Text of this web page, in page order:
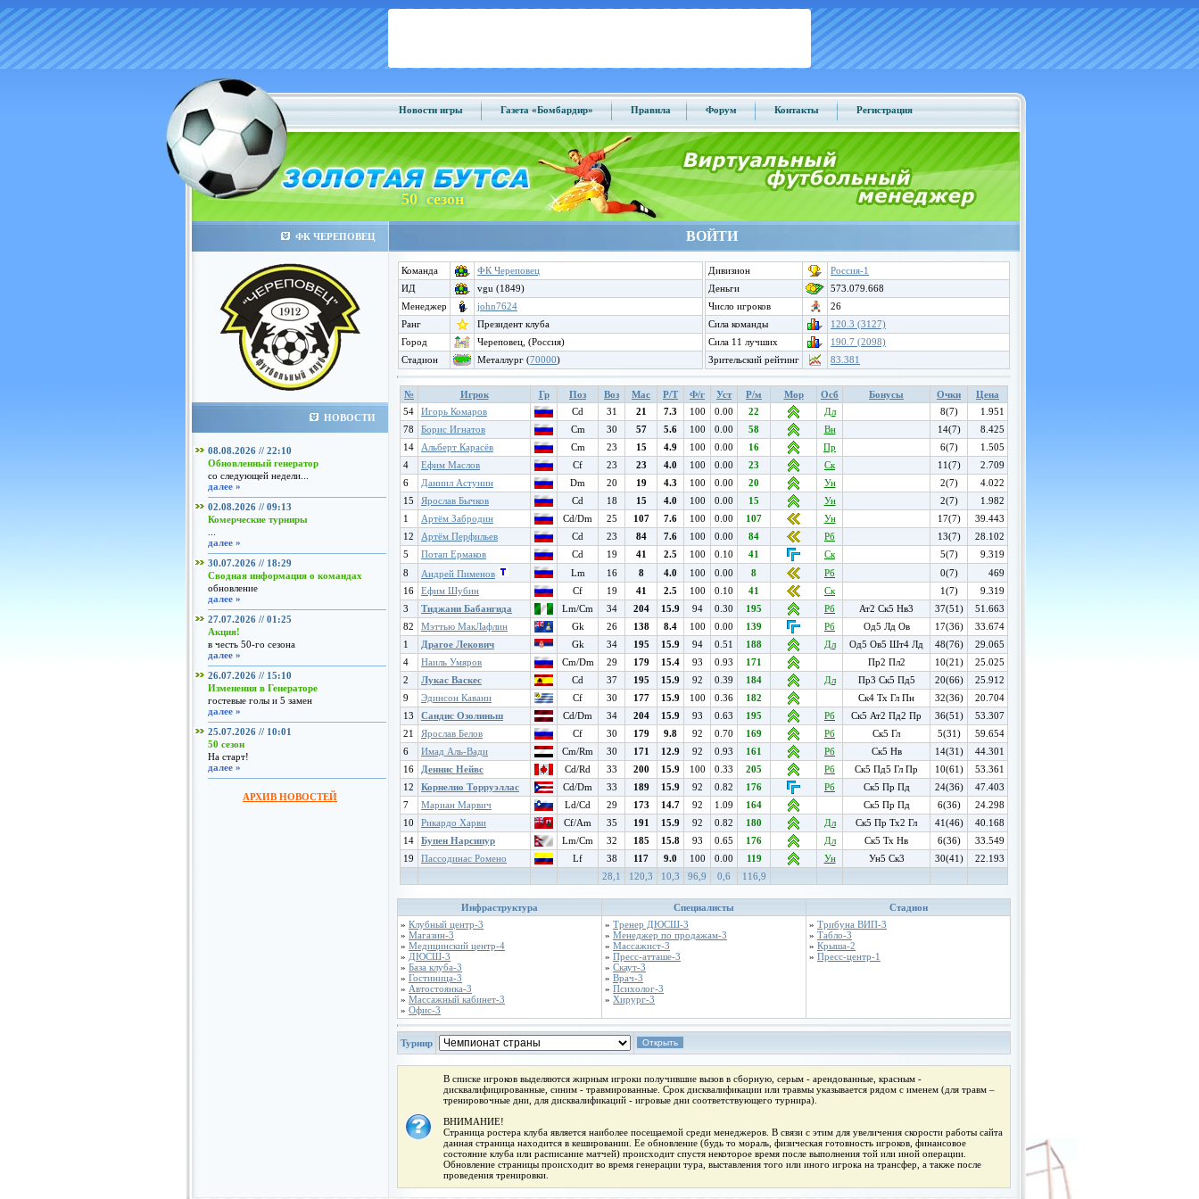
Новости игры Газета «Бомбардир» Правила Форум Контакты Регистрация
50 сезон
ФК ЧЕРЕПОВЕЦ
НОВОСТИ
08.08.2026 // 22:10
Обновленный генератор
со следующей недели...
далее »
02.08.2026 // 09:13
Комерческие турниры
далее »
30.07.2026 // 18:29
Сводная информация о командах
обновление
далее »
27.07.2026 // 01:25
Акция!
в честь 50-го сезона
далее »
26.07.2026 // 15:10
Изменения в Генераторе
гостевые голы и 5 замен
далее »
25.07.2026 // 10:01
50 сезон
На старт!
далее »
АРХИВ НОВОСТЕЙ
ВОЙТИ
Команда
ФК Череповец
ИД
vgu (1849)
Менеджер
john7624
Ранг
Президент клуба
Город
Череповец, (Россия)
Стадион
Металлург (70000)
Дивизион
Россия-1
Деньги
573.079.668
Число игроков
26
Сила команды
120.3 (3127)
Сила 11 лучших
190.7 (2098)
Зрительский рейтинг
83.381
№ Игрок Гр Поз Воз Мас Р/Т Ф/г Уст Р/м Мор Осб Бонусы Очки
Цена
54
Игорь Комаров Cd 31 21 7.3 100 0.00 22 Дл 8(7)
1.951
78
Борис Игнатов Cm 30 57 5.6 100 0.00 58 Вн 14(7)
8.425
14
Альберт Карасёв Cm 23 15 4.9 100 0.00 16 Пр 6(7)
1.505
4
Ефим Маслов Cf 23 23 4.0 100 0.00 23 Ск 11(7)
2.709
6
Даниил Астунин Dm 20 19 4.3 100 0.00 20 Ун 2(7)
4.022
15
Ярослав Бычков Cd 18 15 4.0 100 0.00 15 Ун 2(7)
1.982
1
Артём Забродин Cd/Dm 25 107 7.6 100 0.00 107 Ун 17(7)
39.443
12
Артём Перфильев Cd 23 84 7.6 100 0.00 84 Рб 13(7)
28.102
5
Потап Ермаков Cd 19 41 2.5 100 0.10 41 Ск 5(7)
9.319
8
Андрей Пименов Lm 16 8 4.0 100 0.00 8 Рб 0(7)
469
16
Ефим Шубин Cf 19 41 2.5 100 0.10 41 Ск 1(7)
9.319
3
Тиджани Бабангида Lm/Cm 34 204 15.9 94 0.30 195 Рб Ат2 Ск5 Нв3 37(51)
51.663
82
Мэттью МакЛафлин Gk 26 138 8.4 100 0.00 139 Рб Од5 Лд Ов 17(36)
33.674
1
Драгое Лекович Gk 34 195 15.9 94 0.51 188 Дл Од5 Ов5 Шт4 Лд 48(76)
29.065
4
Наиль Умяров Cm/Dm 29 179 15.4 93 0.93 171 Пр2 Пл2 10(21)
25.025
2
Лукас Васкес Cd 37 195 15.9 92 0.39 184 Дл Пр3 Ск5 Пд5 20(66)
25.912
9
Эдинсон Кавани Cf 30 177 15.9 100 0.36 182 Ск4 Тх Гл Пн 32(36)
20.704
13
Сандис Озолиньш Cd/Dm 34 204 15.9 93 0.63 195 Рб Ск5 Ат2 Пд2 Пр 36(51)
53.307
21
Ярослав Белов Cf 30 179 9.8 92 0.70 169 Рб Ск5 Гл 5(31)
59.654
6
Имад Аль-Вади Cm/Rm 30 171 12.9 92 0.93 161 Рб Ск5 Нв 14(31)
44.301
16
Деннис Нейвс Cd/Rd 33 200 15.9 100 0.33 205 Рб Ск5 Пд5 Гл Пр 10(61)
53.361
12
Корнелио Торруэллас Cd/Dm 33 189 15.9 92 0.82 176 Рб Ск5 Пр Пд 24(36)
47.403
7
Мариан Марвич Ld/Cd 29 173 14.7 92 1.09 164 Ск5 Пр Пд 6(36)
24.298
10
Рикардо Харви Cf/Am 35 191 15.9 92 0.82 180 Дл Ск5 Пр Тх2 Гл 41(46)
40.168
14
Бупен Нарсипур Lm/Cm 32 185 15.8 93 0.65 176 Дл Ск5 Тх Нв 6(36)
33.549
19
Пассодинас Ромено Lf 38 117 9.0 100 0.00 119 Ун Ун5 Ск3 30(41)
22.193
28,1
120,3 10,3 96,9 0,6 116,9
Инфраструктура Специалисты
Стадион
» Клубный центр-3
» Магазин-3
» Медицинский центр-4
» ДЮСШ-3
» База клуба-3
» Гостиница-3
» Автостоянка-3
» Массажный кабинет-3
» Офис-3
» Тренер ДЮСШ-3
» Менеджер по продажам-3
» Массажист-3
» Пресс-атташе-3
» Скаут-3
» Врач-3
» Психолог-3
» Хирург-3
» Трибуна ВИП-3
» Табло-3
» Крыша-2
» Пресс-центр-1
Турнир
В списке игроков выделяются жирным игроки получившие вызов в сборную, серым - арендованные, красным -
дисквалифицированные, синим - травмированные. Срок дисквалификации или травмы указывается рядом с именем (для травм –
тренировочные дни, для дисквалификаций - игровые дни соответствующего турнира).
ВНИМАНИЕ!
Страница ростера клуба является наиболее посещаемой среди менеджеров. В связи с этим для увеличения скорости работы сайта
данная страница находится в кешировании. Ее обновление (будь то мораль, физическая готовность игроков, финансовое
состояние клуба или расписание матчей) происходит спустя некоторое время после выполнения той или иной операции.
Обновление страницы происходит во время генерации тура, выставления того или иного игрока на трансфер, а также после
проведения тренировки.